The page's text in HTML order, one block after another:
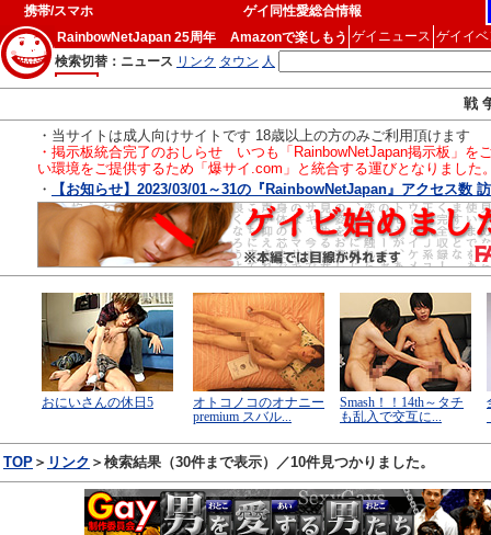
携帯/スマホ
ゲイ同性愛総合情報
RainbowNetJapan 25周年
Amazonで楽しもう ゲイニュース ゲイイ
戦
・当サイトは成人向けサイトです 18歳以上の方のみご利用頂けます
・掲示板統合完了のおしらせ いつも「RainbowNetJapan掲示板」を
い環境をご提供するため「爆サイ.com」と統合する運びとなりました
・
【お知らせ】2023/03/01～31の『RainbowNetJapan』アクセス数
TOP ＞ リンク ＞検索結果（30件まで表示）／10件見つかりました。